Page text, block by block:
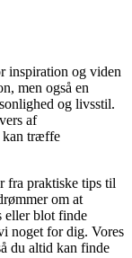
inspiration og viden
men også en
og livsstil.
af
kan træffe
fra praktiske tips til
om at
eller blot finde
noget for dig. Vores
du altid kan finde